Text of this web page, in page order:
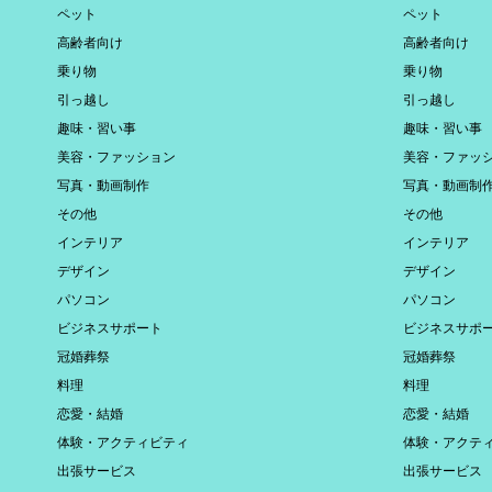
ペット
高齢者向け
乗り物
引っ越し
趣味・習い事
美容・ファッション
写真・動画制作
その他
インテリア
デザイン
パソコン
ビジネスサポート
冠婚葬祭
料理
恋愛・結婚
体験・アクティビティ
出張サービス
ペット
高齢者向け
乗り物
引っ越し
趣味・習い事
美容・ファッ
写真・動画制
その他
インテリア
デザイン
パソコン
ビジネスサポ
冠婚葬祭
料理
恋愛・結婚
体験・アクテ
出張サービス